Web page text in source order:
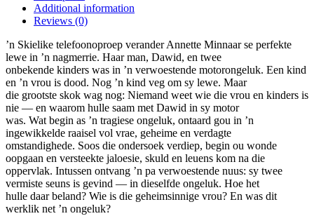
multiple
variants.
options
may
be
chosen
on
the
product
page
Additional information
Reviews (0)
’n Skielike telefoonoproep verander Annette Minnaar se perfekte
lewe in ’n nagmerrie. Haar man, Dawid, en twee
onbekende kinders was in ’n verwoestende motorongeluk. Een kind
en ’n vrou is dood. Nog ’n kind veg om sy lewe. Maar
die grootste skok wag nog: Niemand weet wie die vrou en kinders is
nie — en waarom hulle saam met Dawid in sy motor
was. Wat begin as ’n tragiese ongeluk, ontaard gou in ’n
ingewikkelde raaisel vol vrae, geheime en verdagte
omstandighede. Soos die ondersoek verdiep, begin ou wonde
oopgaan en versteekte jaloesie, skuld en leuens kom na die
oppervlak. Intussen ontvang ’n pa verwoestende nuus: sy twee
vermiste seuns is gevind — in dieselfde ongeluk. Hoe het
hulle daar beland? Wie is die geheimsinnige vrou? En was dit
werklik net ’n ongeluk?